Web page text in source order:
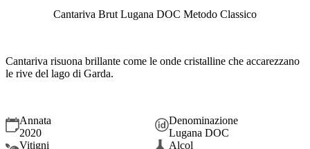
Cantariva Brut Lugana DOC Metodo Classico
Cantariva risuona brillante come le onde cristalline che accarezzano
le rive del lago di Garda.
Annata
2020
Denominazione
Lugana DOC
Vitigni
Alcol